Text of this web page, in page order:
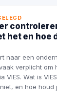
het en hoe
naar een
verplicht om
VIES. Wat is
en hoe houd